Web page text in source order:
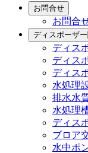
お問合せ
お問合
ディスポーザ
ディス
ディス
ディス
水処理
排水水
水処理
ディス
ブロア
水中ポ